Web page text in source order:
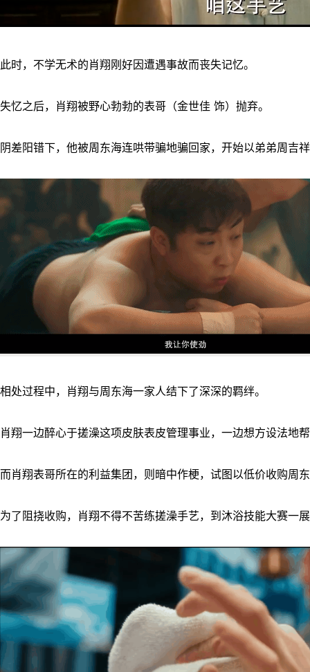
此时，不学无术的肖翔刚好因遭遇事故而丧失记忆。
失忆之后，肖翔被野心勃勃的表哥（金世佳 饰）抛弃。
阴差阳错下，他被周东海连哄带骗地骗回家，开始以弟弟周吉
相处过程中，肖翔与周东海一家人结下了深深的羁绊。
肖翔一边醉心于搓澡这项皮肤表皮管理事业，一边想方设法地
而肖翔表哥所在的利益集团，则暗中作梗，试图以低价收购周
为了阻挠收购，肖翔不得不苦练搓澡手艺，到沐浴技能大赛一